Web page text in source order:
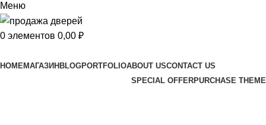
Меню
0 элементов 0,00 ₽
HOMEМАГАЗИН BLOGPORTFOLIOABOUT USCONTACT US
SPECIAL OFFERPURCHASE THEME